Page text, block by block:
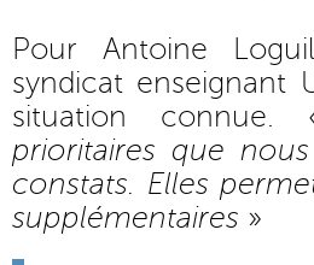
Pour Antoine
syndicat enseignant
situation connue.
prioritaires que
constats. Elles
supplémentaires »